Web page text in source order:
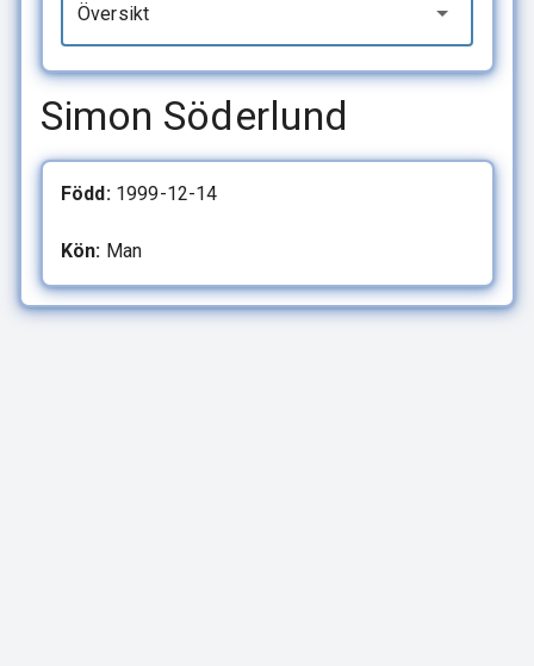
Översikt
Simon Söderlund
Född:1999-12-14
Kön: Man